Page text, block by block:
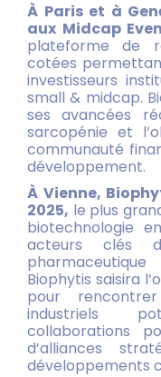
À Paris et à
aux Midcap
plateforme de
cotées
investisseurs
small & midcap.
ses avancées
sarcopénie et
communauté
développement.
À Vienne,
2025, le plus
biotechnologie
acteurs clés
Biophytis saisira
pour
industriels
collaborations
d’alliances
développements